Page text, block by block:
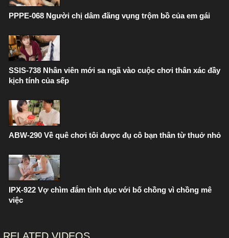
PPPE-068 Người chị dâm đãng vụng trộm bồ của em gái
SSIS-738 Nhân viên mới sa ngã vào cuộc chơi thân xác đầy
kịch tính của sếp
ABW-290 Về quê chơi tôi được đụ cô bạn thân từ thuở nhỏ
IPX-922 Vợ chìm đắm tình dục với bố chồng vì chồng mê
việc